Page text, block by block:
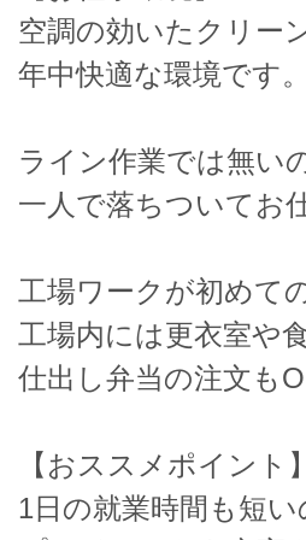
空調の効いたクリー
年中快適な環境です。
ライン作業では無い
一人で落ちついてお
工場ワークが初めて
工場内には更衣室や
仕出し弁当の注文も
【おススメポイント】
1日の就業時間も短い